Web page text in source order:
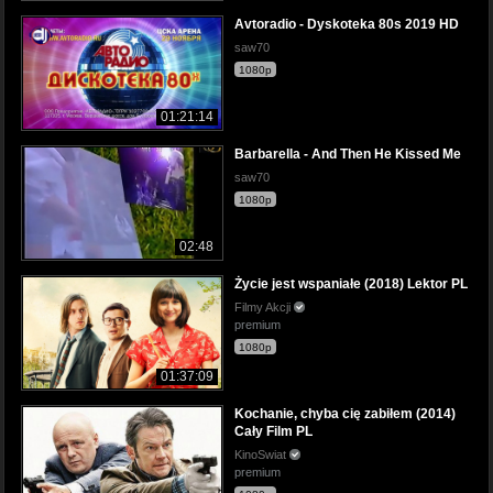
01:21:14
Avtoradio - Dyskoteka 80s 2019 HD
saw70
1080p
02:48
Barbarella - And Then He Kissed Me
saw70
1080p
01:37:09
Życie jest wspaniałe (2018) Lektor PL
Filmy Akcji
premium
1080p
Kochanie, chyba cię zabiłem (2014)
Cały Film PL
KinoSwiat
premium